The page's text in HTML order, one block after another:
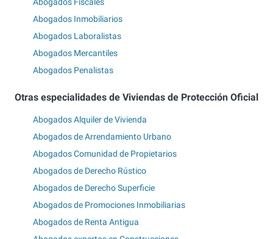
Abogados Inmobiliarios
Abogados Laboralistas
Abogados Mercantiles
Abogados Penalistas
Otras especialidades de Viviendas de Protección Oficial
Abogados Alquiler de Vivienda
Abogados de Arrendamiento Urbano
Abogados Comunidad de Propietarios
Abogados de Derecho Rústico
Abogados de Derecho Superficie
Abogados de Promociones Inmobiliarias
Abogados de Renta Antigua